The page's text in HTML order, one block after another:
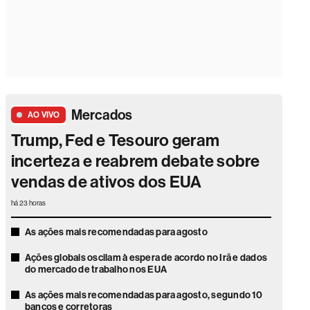
AO VIVO Mercados
Trump, Fed e Tesouro geram
incerteza e reabrem debate sobre
vendas de ativos dos EUA
há 23 horas
As ações mais recomendadas para agosto
Ações globais oscilam à espera de acordo no Irã e dados
do mercado de trabalho nos EUA
As ações mais recomendadas para agosto, segundo 10
bancos e corretoras